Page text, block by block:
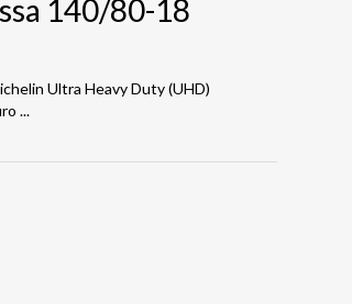
140/80-18
Ultra Heavy Duty (UHD)
...